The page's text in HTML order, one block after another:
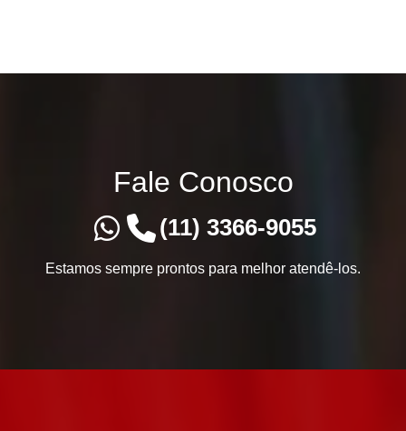
Fale Conosco
(11) 3366-9055
Estamos sempre prontos para melhor atendê-los.